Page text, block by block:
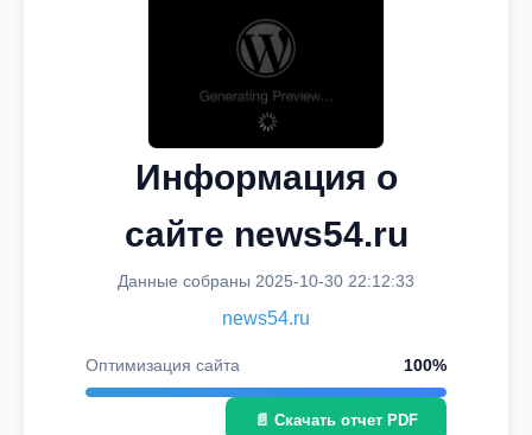
Информация о
сайте news54.ru
Данные собраны 2025-10-30 22:12:33
news54.ru
Оптимизация сайта 100%
📄 Скачать отчет PDF